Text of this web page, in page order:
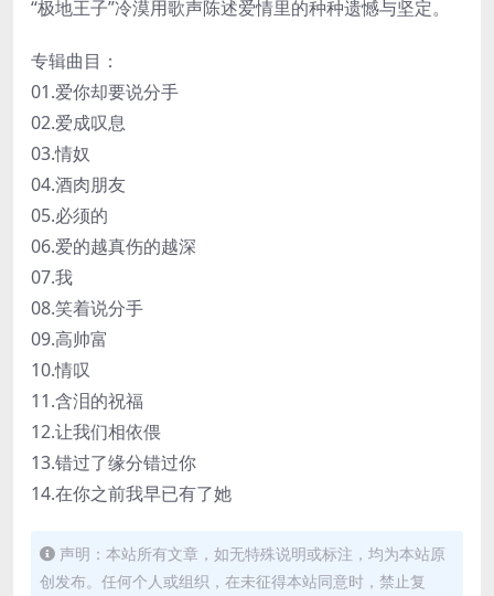
“极地王子”冷漠用歌声陈述爱情里的种种遗憾与坚定。
专辑曲目：
01.爱你却要说分手
02.爱成叹息
03.情奴
04.酒肉朋友
05.必须的
06.爱的越真伤的越深
07.我
08.笑着说分手
09.高帅富
10.情叹
11.含泪的祝福
12.让我们相依偎
13.错过了缘分错过你
14.在你之前我早已有了她
声明：本站所有文章，如无特殊说明或标注，均为本站原
创发布。任何个人或组织，在未征得本站同意时，禁止复